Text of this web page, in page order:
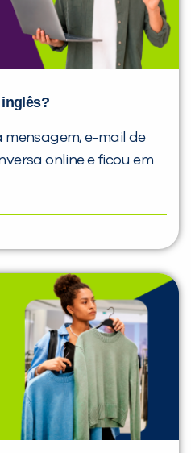
mensagem, e-mail de
online e ficou em